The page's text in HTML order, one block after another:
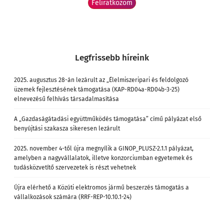
Legfrissebb híreink
2025. augusztus 28-án lezárult az „Élelmiszeripari és feldolgozó
üzemek fejlesztésének támogatása (KAP-RD04a-RD04b-3-25)
elnevezésű felhívás társadalmasítása
A „Gazdaságátadási együttműködés támogatása” című pályázat első
benyújtási szakasza sikeresen lezárult
2025. november 4-től újra megnyílik a GINOP_PLUSZ-2.1.1 pályázat,
amelyben a nagyvállalatok, illetve konzorciumban egyetemek és
tudásközvetítő szervezetek is részt vehetnek
Újra elérhető a Közúti elektromos jármű beszerzés támogatás a
vállalkozások számára (RRF-REP-10.10.1-24)